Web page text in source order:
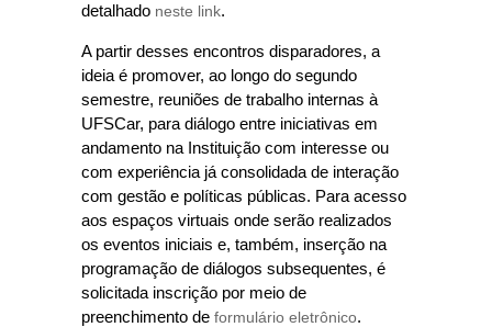
detalhado neste link.
A partir desses encontros disparadores, a
ideia é promover, ao longo do segundo
semestre, reuniões de trabalho internas à
UFSCar, para diálogo entre iniciativas em
andamento na Instituição com interesse ou
com experiência já consolidada de interação
com gestão e políticas públicas. Para acesso
aos espaços virtuais onde serão realizados
os eventos iniciais e, também, inserção na
programação de diálogos subsequentes, é
solicitada inscrição por meio de
preenchimento de formulário eletrônico.